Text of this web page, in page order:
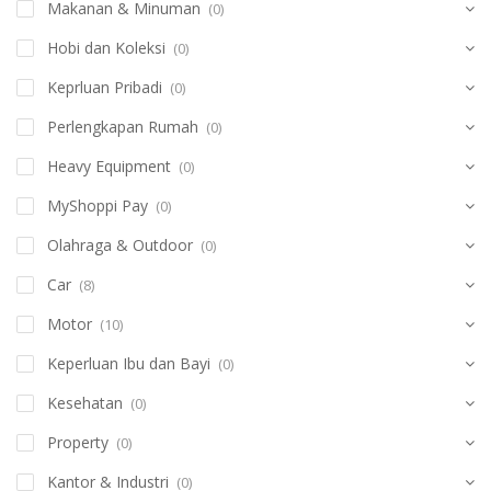
Makanan & Minuman (0)
Hobi dan Koleksi (0)
Keprluan Pribadi (0)
Perlengkapan Rumah (0)
Heavy Equipment (0)
MyShoppi Pay (0)
Olahraga & Outdoor (0)
Car (8)
Motor (10)
Keperluan Ibu dan Bayi (0)
Kesehatan (0)
Property (0)
Kantor & Industri (0)